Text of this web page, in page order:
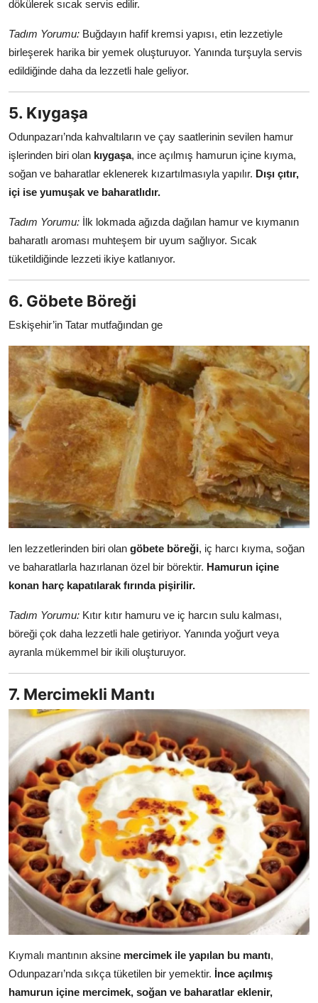
dökülerek sıcak servis edilir.
Tadım Yorumu: Buğdayın hafif kremsi yapısı, etin lezzetiyle
birleşerek harika bir yemek oluşturuyor. Yanında turşuyla servis
edildiğinde daha da lezzetli hale geliyor.
5. Kıygaşa
Odunpazarı’nda kahvaltıların ve çay saatlerinin sevilen hamur
işlerinden biri olan kıygaşa, ince açılmış hamurun içine kıyma,
soğan ve baharatlar eklenerek kızartılmasıyla yapılır. Dışı çıtır,
içi ise yumuşak ve baharatlıdır.
Tadım Yorumu: İlk lokmada ağızda dağılan hamur ve kıymanın
baharatlı aroması muhteşem bir uyum sağlıyor. Sıcak
tüketildiğinde lezzeti ikiye katlanıyor.
6. Göbete Böreği
Eskişehir’in Tatar mutfağından ge
len lezzetlerinden biri olan göbete böreği, iç harcı kıyma, soğan
ve baharatlarla hazırlanan özel bir börektir. Hamurun içine
konan harç kapatılarak fırında pişirilir.
Tadım Yorumu: Kıtır kıtır hamuru ve iç harcın sulu kalması,
böreği çok daha lezzetli hale getiriyor. Yanında yoğurt veya
ayranla mükemmel bir ikili oluşturuyor.
7. Mercimekli Mantı
Kıymalı mantının aksine mercimek ile yapılan bu mantı,
Odunpazarı’nda sıkça tüketilen bir yemektir. İnce açılmış
hamurun içine mercimek, soğan ve baharatlar eklenir,